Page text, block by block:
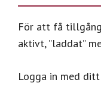
För att få
aktivt, ”laddat”
Logga in med